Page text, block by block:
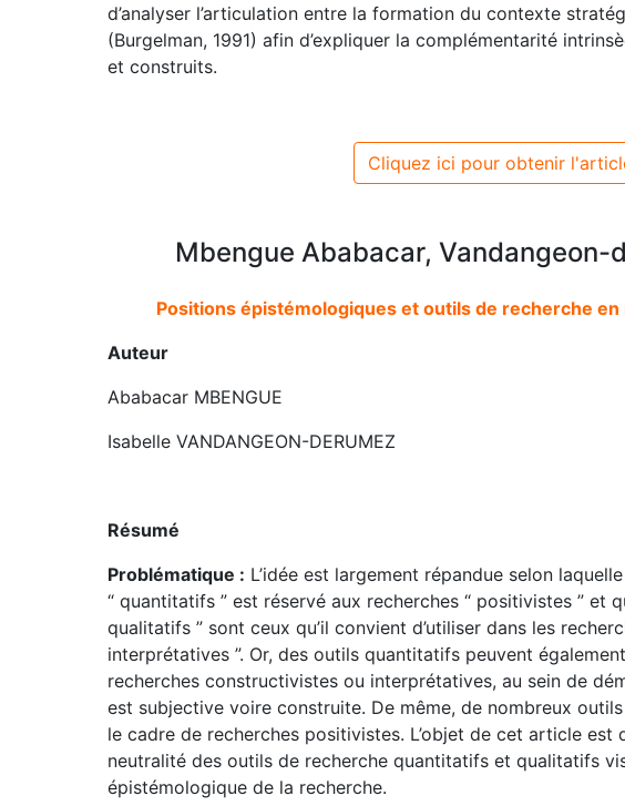
d’analyser l’articulation entre la formation du contexte
(Burgelman, 1991) afin d’expliquer la complémentarité
et construits.
Cliquez ici pour obtenir
Mbengue Ababacar, Vandangeon-
Positions épistémologiques et outils de recherche
Auteur
Ababacar MBENGUE
Isabelle VANDANGEON-DERUMEZ
Résumé
Problématique : L’idée est largement répandue selon
“ quantitatifs ” est réservé aux recherches “ positivistes ” et
qualitatifs ” sont ceux qu’il convient d’utiliser dans les
interprétatives ”. Or, des outils quantitatifs peuvent
recherches constructivistes ou interprétatives, au sein de
est subjective voire construite. De même, de nombreux
le cadre de recherches positivistes. L’objet de cet article est
neutralité des outils de recherche quantitatifs et qualitatifs
épistémologique de la recherche.